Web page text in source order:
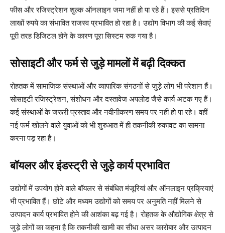
फीस और रजिस्ट्रेशन शुल्क ऑनलाइन जमा नहीं हो पा रहे हैं। इससे प्रतिदिन
लाखों रुपये का संभावित राजस्व प्रभावित हो रहा है। उद्योग विभाग की कई सेवाएं
पूरी तरह डिजिटल होने के कारण पूरा सिस्टम रुक गया है।
सोसाइटी और फर्म से जुड़े मामलों में बढ़ी दिक्कत
रोहतक में सामाजिक संस्थाओं और व्यापारिक संगठनों से जुड़े लोग भी परेशान हैं।
सोसाइटी रजिस्ट्रेशन, संशोधन और दस्तावेज अपलोड जैसे कार्य अटक गए हैं।
कई संस्थाओं के जरूरी प्रस्ताव और नवीनीकरण समय पर नहीं हो पा रहे। वहीं
नई फर्म खोलने वाले युवाओं को भी शुरुआत में ही तकनीकी रुकावट का सामना
करना पड़ रहा है।
बॉयलर और इंडस्ट्री से जुड़े कार्य प्रभावित
उद्योगों में उपयोग होने वाले बॉयलर से संबंधित मंजूरियां और ऑनलाइन प्रक्रियाएं
भी प्रभावित हैं। छोटे और मध्यम उद्योगों को समय पर अनुमति नहीं मिलने से
उत्पादन कार्य प्रभावित होने की आशंका बढ़ गई है। रोहतक के औद्योगिक क्षेत्र से
जुड़े लोगों का कहना है कि तकनीकी खामी का सीधा असर कारोबार और उत्पादन